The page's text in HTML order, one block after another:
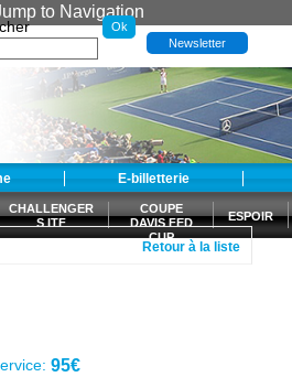
to Navigation
Newsletter
E-billetterie
CHALLENGER
S ITF
COUPE
DAVIS FED
CUP
ESPOIR
Retour à la liste
95€